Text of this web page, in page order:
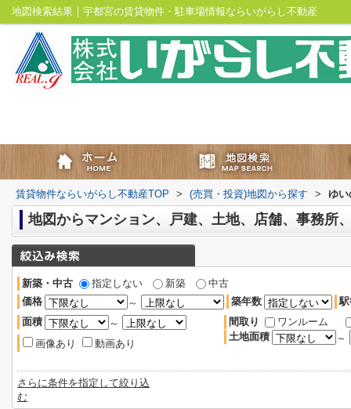
地図検索結果｜宇都宮の賃貸物件・駐車場情報ならいがらし不動産
賃貸物件ならいがらし不動産TOP > (売買・投資)地図から探す > ゆい
新築・中古 指定しない 新築
中古
価格
～ 築年数
面積
～
画像あり
動画あり
間取り
ワンルーム
土地面積
～
さらに条件を指定して絞り込
む